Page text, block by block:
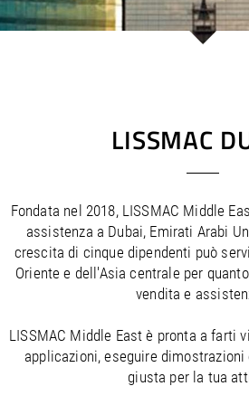
Hungary/EN
Iceland/
Liechtenstein
/EN
Lithuania/
Malta/EN
Netherlands/EN
Norway/ EN
Poland /EN
Portugal/EN ES
Russian Federation /
Serbia/EN
Slovakia/EN
Saudi Arabia/EN
Singapore/
Viet Nam/EN
LISSMAC
Fondata nel 2018, LISSMAC Middle
assistenza a Dubai, Emirati Arabi
crescita di cinque dipendenti può
Oriente e dell'Asia centrale per
vendita e
LISSMAC Middle East è pronta a farti
applicazioni, eseguire
giusta per la tua